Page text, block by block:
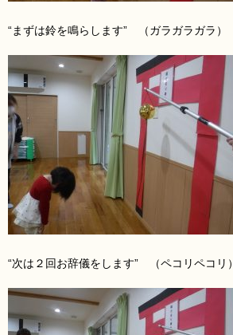
“まずは鈴を鳴らします” （ガラガラガラ）
“次は２回お辞儀をします” （ペコリペコリ）